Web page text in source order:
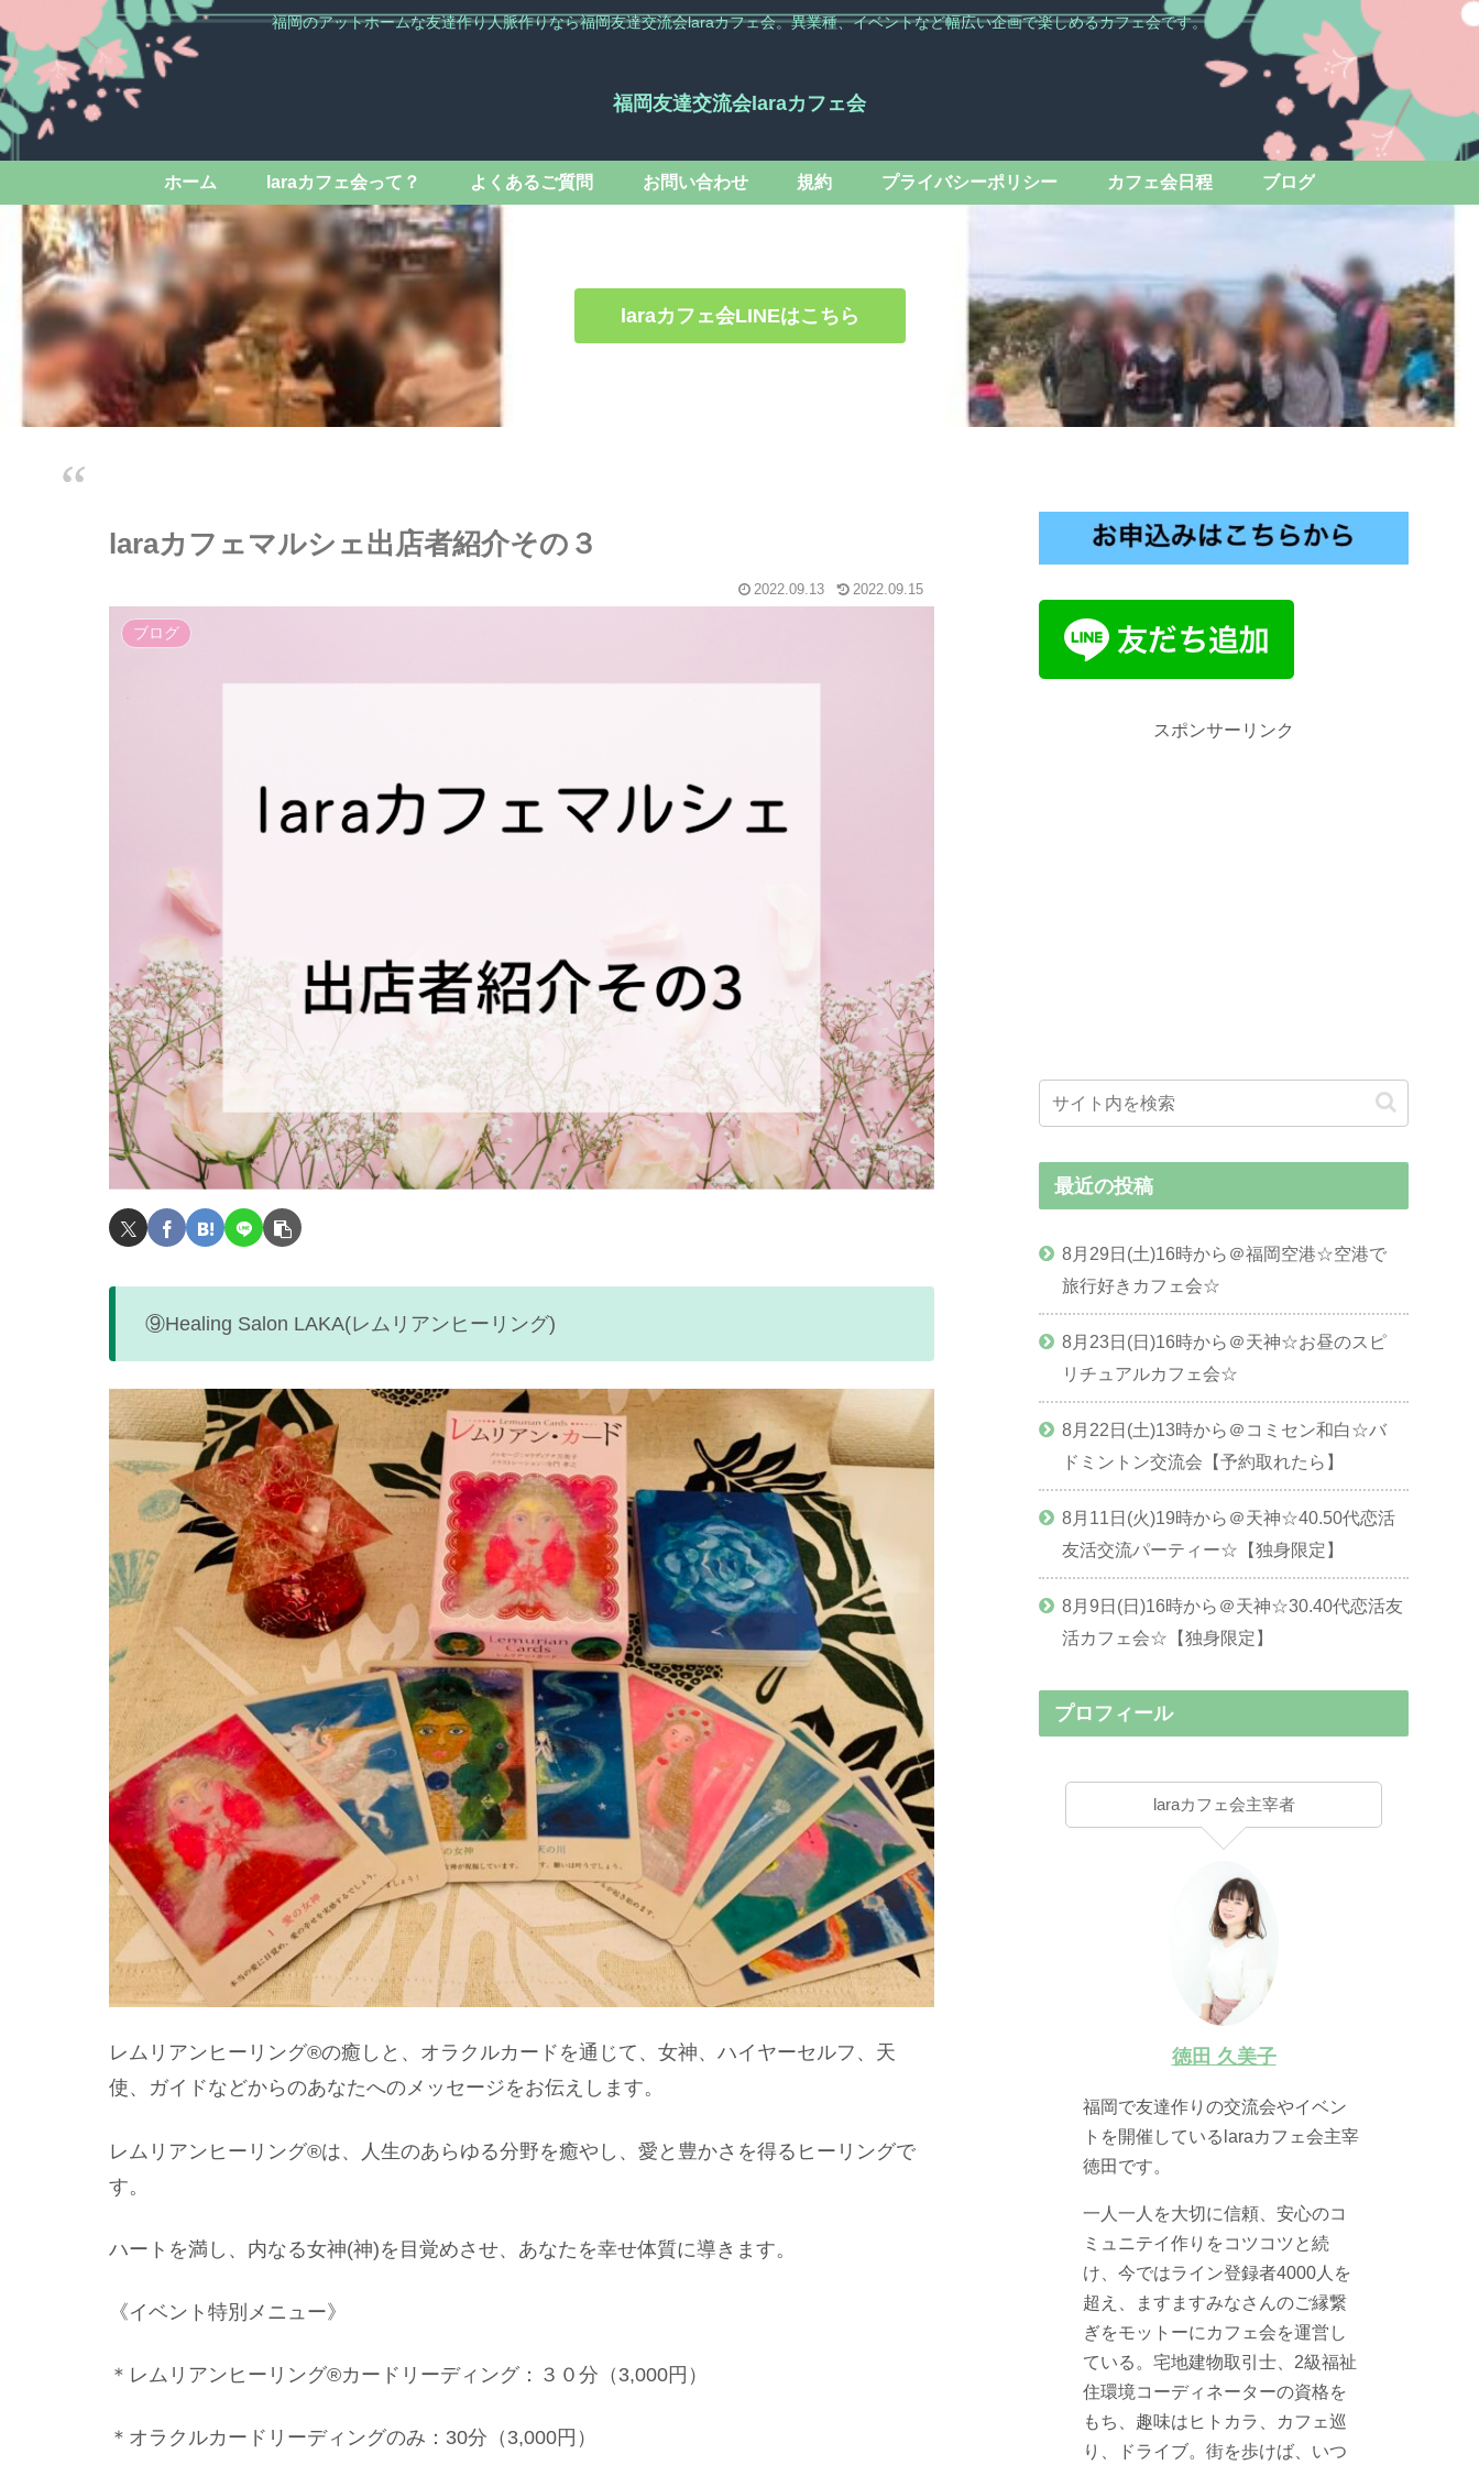
福岡のアットホームな友達作り人脈作りなら福岡友達交流会laraカフェ会。異業種、イベントなど幅広い企画で楽しめるカフェ会です。
福岡友達交流会laraカフェ会
ホーム laraカフェ会って？ よくあるご質問 お問い合わせ 規約 プライバシーポリシー カフェ会日程 ブログ
laraカフェ会LINEはこちら
laraカフェマルシェ出店者紹介その３
2022.09.13 2022.09.15
ブログ
⑨Healing Salon LAKA(レムリアンヒーリング)
レムリアンヒーリング®︎の癒しと、オラクルカードを通じて、女神、ハイヤーセルフ、天
使、ガイドなどからのあなたへのメッセージをお伝えします。
レムリアンヒーリング®︎は、人生のあらゆる分野を癒やし、愛と豊かさを得るヒーリングで
す。
ハートを満し、内なる女神(神)を目覚めさせ、あなたを幸せ体質に導きます。
《イベント特別メニュー》
＊レムリアンヒーリング®︎カードリーディング：３０分（3,000円）
＊オラクルカードリーディングのみ：30分（3,000円）
スポンサーリンク
最近の投稿
8月29日(土)16時から＠福岡空港☆空港で
旅行好きカフェ会☆
8月23日(日)16時から＠天神☆お昼のスピ
リチュアルカフェ会☆
8月22日(土)13時から＠コミセン和白☆バ
ドミントン交流会【予約取れたら】
8月11日(火)19時から＠天神☆40.50代恋活
友活交流パーティー☆【独身限定】
8月9日(日)16時から＠天神☆30.40代恋活友
活カフェ会☆【独身限定】
プロフィール
laraカフェ会主宰者
徳田 久美子
福岡で友達作りの交流会やイベン
トを開催しているlaraカフェ会主宰
徳田です。
一人一人を大切に信頼、安心のコ
ミュニテイ作りをコツコツと続
け、今ではライン登録者4000人を
超え、ますますみなさんのご縁繋
ぎをモットーにカフェ会を運営し
ている。宅地建物取引士、2級福祉
住環境コーディネーターの資格を
もち、趣味はヒトカラ、カフェ巡
り、ドライブ。街を歩けば、いつ